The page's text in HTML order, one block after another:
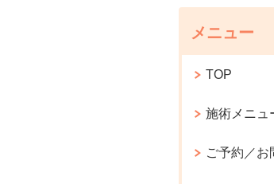
メニュー
TOP
施術メニュ
ご予約／お